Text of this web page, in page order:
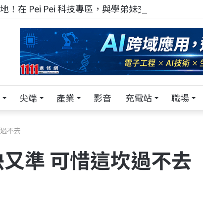
！在 Pei Pei 科技專區，與學弟妹交流最硬核的技術
尖端 產業 影音 充電站 職場
不去
準 可惜這坎過不去